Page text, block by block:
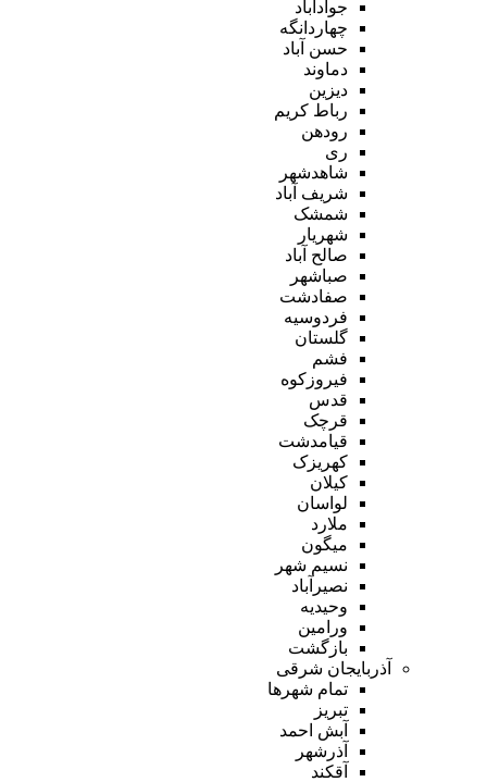
جوادآباد
چهاردانگه
حسن آباد
دماوند
دیزین
رباط کریم
رودهن
ری
شاهدشهر
شریف آباد
شمشک
شهریار
صالح آباد
صباشهر
صفادشت
فردوسیه
گلستان
فشم
فیروزکوه
قدس
قرچک
قیامدشت
کهریزک
کیلان
لواسان
ملارد
میگون
نسیم شهر
نصیرآباد
وحیدیه
ورامین
بازگشت
آذربایجان شرقی
تمام شهر‌ها
تبریز
آبش احمد
آذرشهر
آقکند